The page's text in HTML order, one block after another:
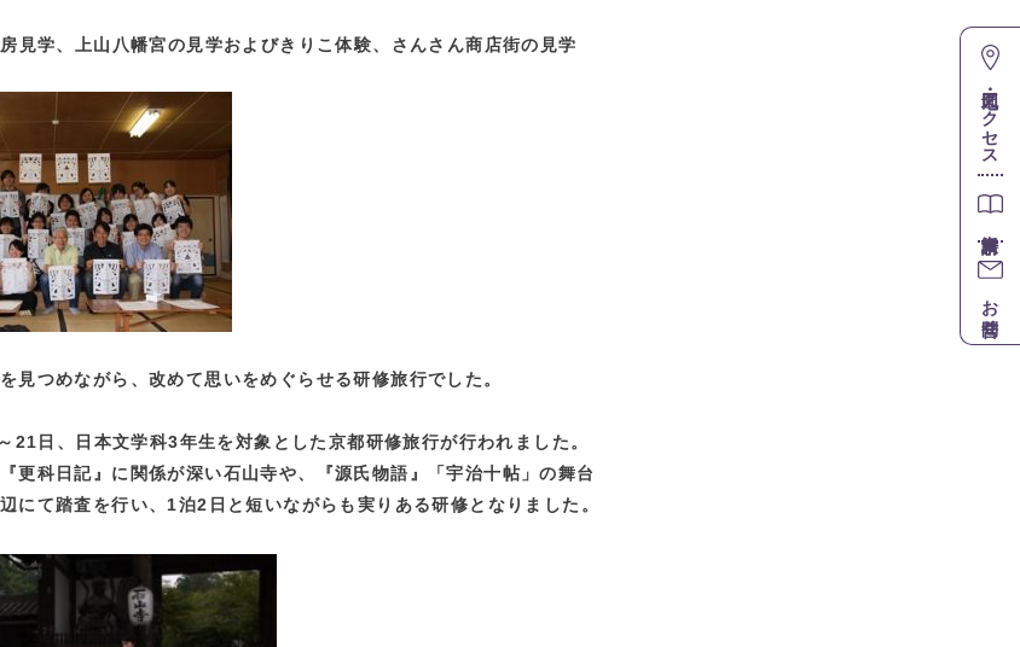
見学、上山八幡宮の見学およびきりこ体験、さんさん商店街の見学
見つめながら、改めて思いをめぐらせる研修旅行でした。
日、日本文学科3年生を対象とした京都研修旅行が行われました。
『更科日記』に関係が深い石山寺や、『源氏物語』「宇治十帖」の舞台
にて踏査を行い、1泊2日と短いながらも実りある研修となりました。
地図・アクセス
お問合せ